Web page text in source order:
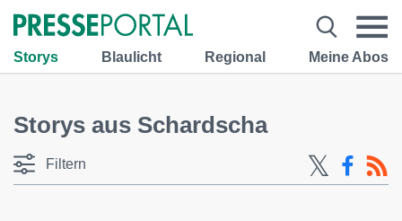
Storys Blaulicht Regional Meine Abos
Storys aus Schardscha
Filtern